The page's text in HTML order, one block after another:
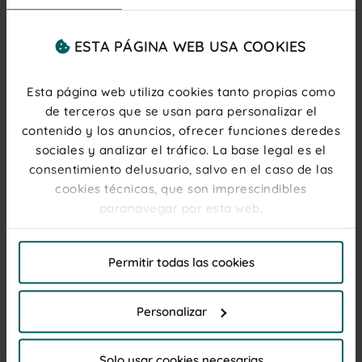
ESTA PÁGINA WEB USA COOKIES
Esta página web utiliza cookies tanto propias como
de terceros que se usan para personalizar el
contenido y los anuncios, ofrecer funciones deredes
sociales y analizar el tráfico. La base legal es el
consentimiento delusuario, salvo en el caso de las
cookies técnicas, que son imprescindibles
paranavegar por esta web.
las cookies, y sus datos de contacto son accesibles
en elAviso Legal
Por favor, haga clic en "Permitir todas las cookies" si
desea admitir todas las cookies de esta Web. Haga
Permitir todas las cookies
Personalizar
Algunas ideas para decorar tu
casa en Halloween
decorativos, llega el momento de ponerse manos a
la obra y empezar a decorar cada una de las
estancias de tu casa.
Una entrada terrorífica
Comenzamos por el primer lugar que se van a